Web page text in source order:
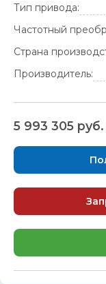
Тип привода:
Частотный
Страна
Производитель:
5 993 305